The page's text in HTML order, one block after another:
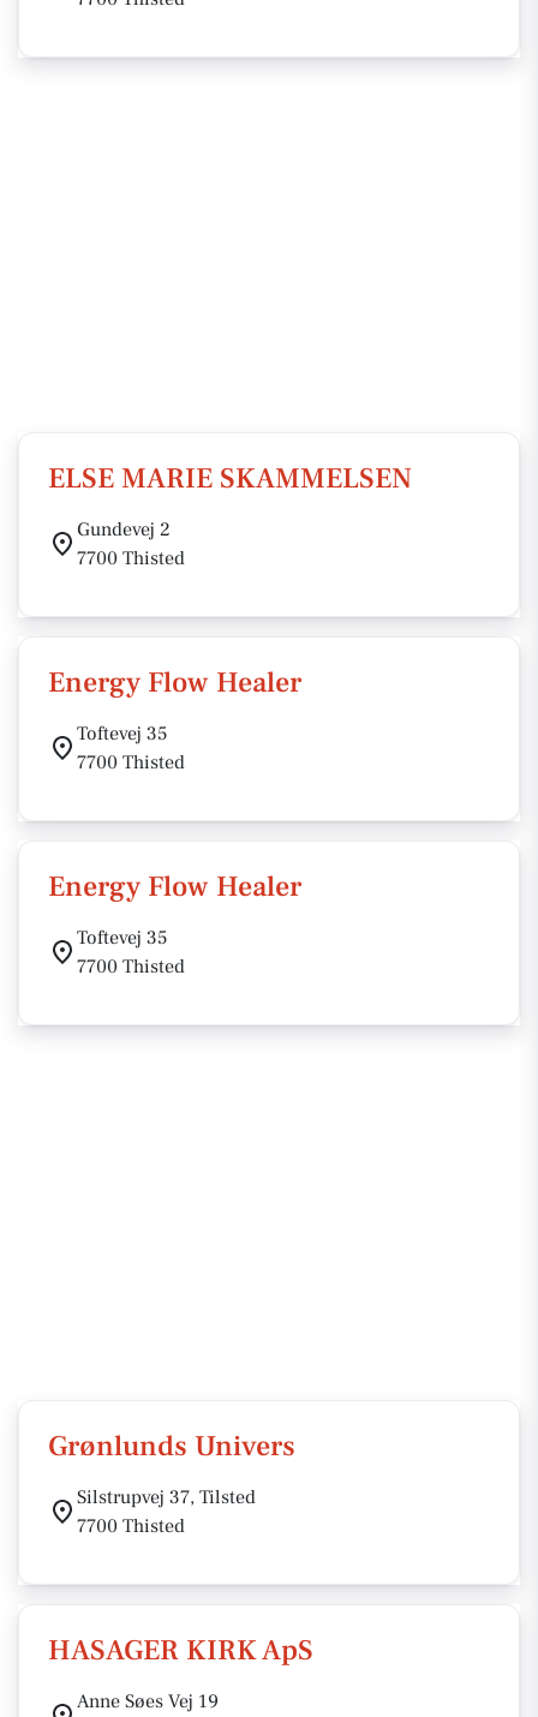
ELSE MARIE SKAMMELSEN
Gundevej 2
7700 Thisted
Energy Flow Healer
Toftevej 35
7700 Thisted
Energy Flow Healer
Toftevej 35
7700 Thisted
Grønlunds Univers
Silstrupvej 37, Tilsted
7700 Thisted
HASAGER KIRK ApS
Anne Søes Vej 19